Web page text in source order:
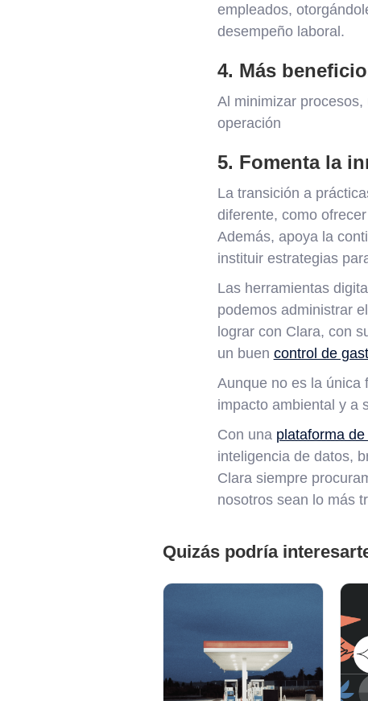
empleados,
desempeño laboral.
4. Más
Al minimizar
operación
5. Fomenta la
La transición a
diferente, como
Además, apoya la
instituir estrategias
Las herramientas
podemos administrar
lograr con Clara, con
un buen control de
Aunque no es la única
impacto ambiental y a
Con una plataforma
inteligencia de datos,
Clara siempre
nosotros sean lo más
Quizás podría